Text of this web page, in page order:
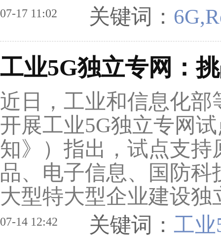
07-17 11:02 关键词：
工业5G独立专网：
近日，工业和信息化
开展工业5G独立专网
知》）指出，试点支
品、电子信息、国防
大型特大型企业建设独
07-14 12:42 关键词： 工业